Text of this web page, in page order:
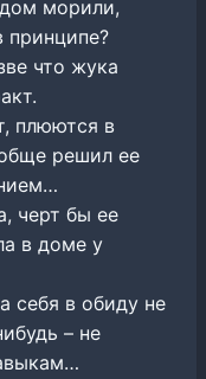
морили,
принципе?
что жука
плюются в
решил ее
черт бы ее
в доме у
себя в обиду не
– не